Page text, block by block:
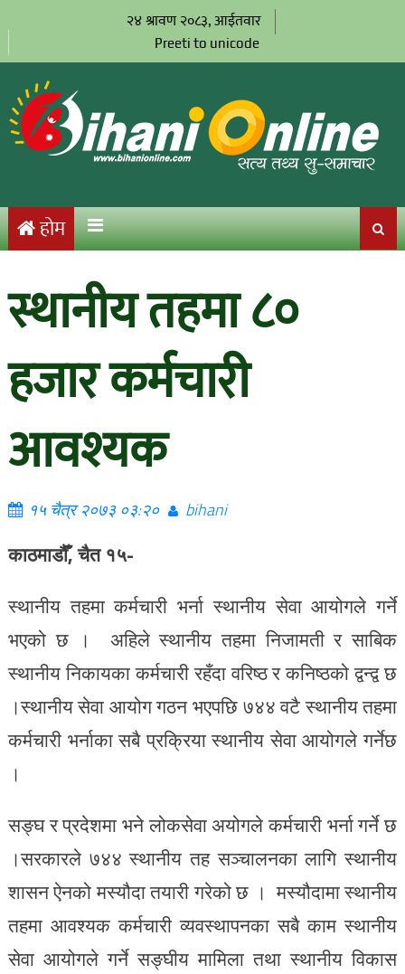
२४ श्रावण २०८३, आईतवार
Preeti to unicode
होम
स्थानीय तहमा ८०
हजार कर्मचारी
आवश्यक
१५ चैत्र २०७३ ०३:२० bihani
काठमाडौँ, चैत १५-
स्थानीय तहमा कर्मचारी भर्ना स्थानीय सेवा आयोगले गर्ने
भएको छ । अहिले स्थानीय तहमा निजामती र साबिक
स्थानीय निकायका कर्मचारी रहँदा वरिष्ठ र कनिष्ठको द्वन्द्व छ
।स्थानीय सेवा आयोग गठन भएपछि ७४४ वटै स्थानीय तहमा
कर्मचारी भर्नाका सबै प्रक्रिया स्थानीय सेवा आयोगले गर्नेछ
।
सङ्घ र प्रदेशमा भने लोकसेवा अयोगले कर्मचारी भर्ना गर्ने छ
।सरकारले ७४४ स्थानीय तह सञ्चालनका लागि स्थानीय
शासन ऐनको मस्यौदा तयारी गरेको छ । मस्यौदामा स्थानीय
तहमा आवश्यक कर्मचारी व्यवस्थापनका सबै काम स्थानीय
सेवा आयोगले गर्ने सङ्घीय मामिला तथा स्थानीय विकास